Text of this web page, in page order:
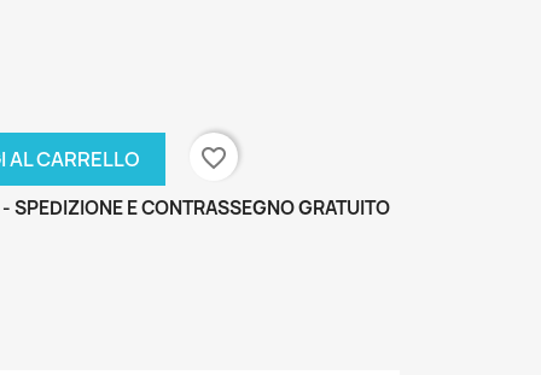
AL CARRELLO
favorite_border
SPEDIZIONE E CONTRASSEGNO GRATUITO